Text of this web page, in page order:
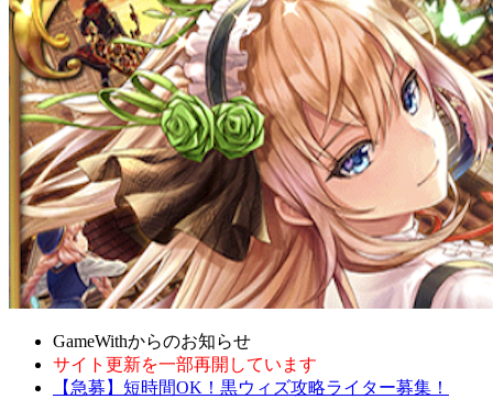
GameWithからのお知らせ
サイト更新を一部再開しています
【急募】短時間OK！黒ウィズ攻略ライター募集！